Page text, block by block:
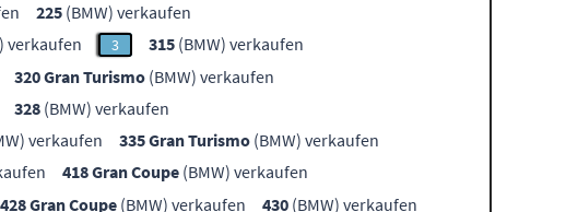
225 (BMW) verkaufen
verkaufen 3 315 (BMW) verkaufen
320 Gran Turismo (BMW) verkaufen
328 (BMW) verkaufen
verkaufen 335 Gran Turismo (BMW) verkaufen
418 Gran Coupe (BMW) verkaufen
428 Gran Coupe (BMW) verkaufen 430 (BMW) verkaufen